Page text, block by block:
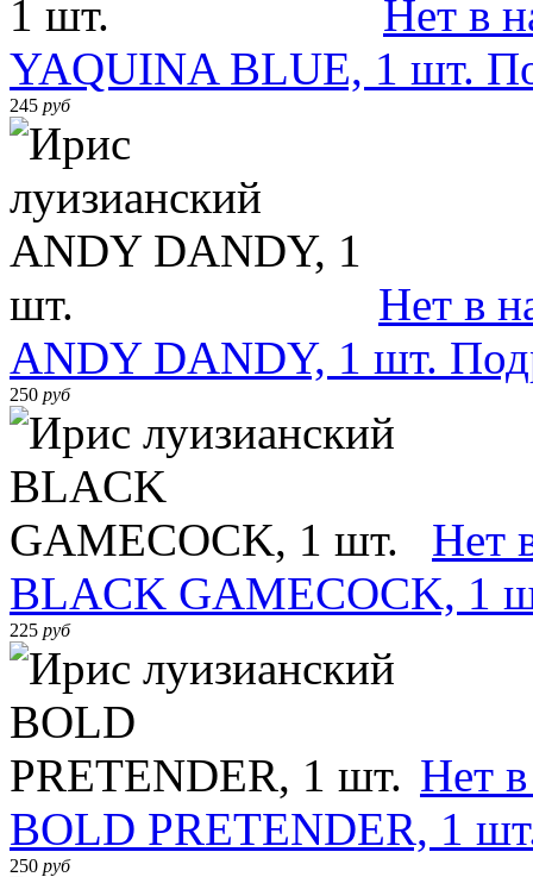
Нет в
YAQUINA BLUE, 1 шт.
245 руб
Нет в
ANDY DANDY, 1 шт.
250 руб
Нет
BLACK GAMECOCK, 1
225 руб
Нет
BOLD PRETENDER, 1
250 руб